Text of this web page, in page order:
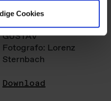
Cookies
GUSTAV
Fotografo: Lorenz
Sternbach
Download